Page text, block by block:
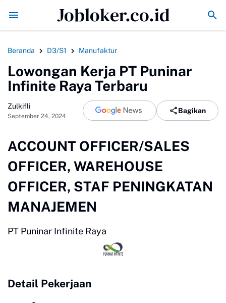
Mbappe Top Skor Sementara Setelah Cetak Gol ke Gawang
Jobloker.co.id
Beranda D3/S1 Manufaktur
Lowongan Kerja PT Puninar
Infinite Raya Terbaru
Zulkifli
September 24, 2024
Bagikan
ACCOUNT OFFICER/SALES
OFFICER, WAREHOUSE
OFFICER, STAF PENINGKATAN
MANAJEMEN
PT Puninar Infinite Raya
Detail Pekerjaan